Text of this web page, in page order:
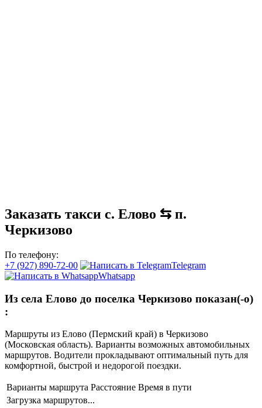
Заказать такси с. Елово ⇆ п.
Черкизово
По телефону:
+7 (927) 890-72-00
Telegram
Whatsapp
Из села Елово до поселка Черкизово показан(-о)
:
Маршруты из Елово (Пермский край) в Черкизово
(Московская область). Варианты возможных автомобильных
маршрутов. Водители прокладывают оптимальный путь для
комфортной, быстрой и недорогой поездки.
Варианты маршрута Расстояние Время в пути
Загрузка маршрутов...